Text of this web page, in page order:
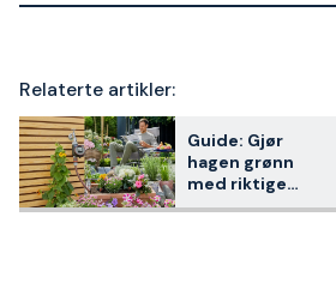
Relaterte artikler:
Guide: Gjør
hagen grønn
med riktige
vanningsprodukt